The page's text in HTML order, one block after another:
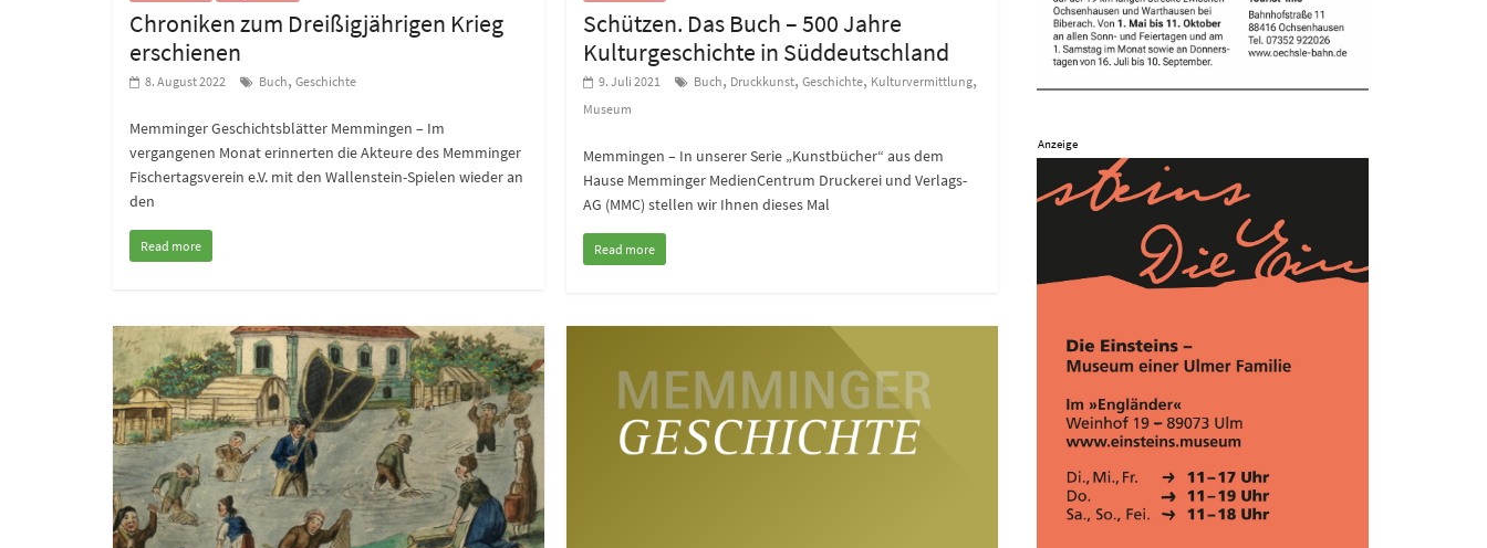
Chroniken zum Dreißigjährigen Krieg
erschienen
8. August 2022 Buch, Geschichte
Memminger Geschichtsblätter Memmingen – Im
vergangenen Monat erinnerten die Akteure des Memminger
Fischertagsverein e.V. mit den Wallenstein-Spielen wieder an
den
Read more
Schützen. Das Buch – 500 Jahre
Kulturgeschichte in Süddeutschland
9. Juli 2021 Buch, Druckkunst,Geschichte, Kulturvermittlung,
Museum
Memmingen – In unserer Serie „Kunstbücher“ aus dem
Hause Memminger MedienCentrum Druckerei und Verlags-
AG (MMC) stellen wir Ihnen dieses Mal
Read more
Anzeige